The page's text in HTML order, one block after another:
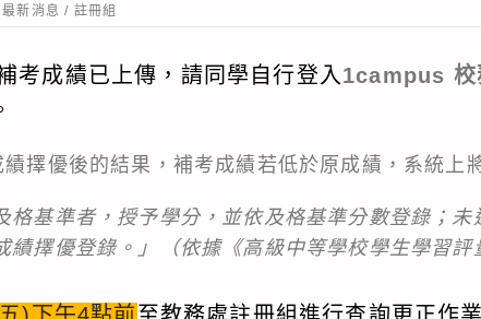
最新消息 / 註冊組
考成績已上傳，請同學自行登入1campus 校
擇優後的結果，補考成績若低於原成績，系統上
格基準者，授予學分，並依及格基準分數登錄；
績擇優登錄。」（依據《高級中等學校學生學習評